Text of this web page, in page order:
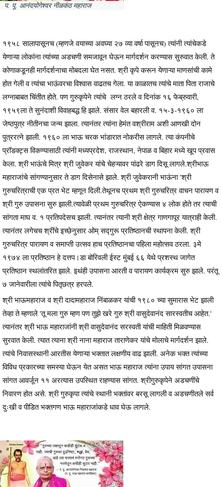
प. पू. आनंदयोगेश्वर नीळकंठ महाराज
१९५८ सालापासूनच (म्हणजे वयाच्या अवघ्या २७ व्या वर्षा पासूनच) त्यांनी त्यांचेकडे
येणाऱ्या लोकांना त्यांच्या अडचणी समजावून घेऊन मार्गदर्शन करण्यास सुरुवात केली. ते
कोणाकडूनही मार्गदर्शनाचा मोबदला घेत नसत. श्री कृपे करून येणाऱ्या माणसांची कामे
होत गेली व त्यांचा भाऊंवरचा विश्वास वाढतच गेला. या काळातच त्यांचे माता पिता राजाचे
लग्नाबाबत चिंतीत होते. पण गुरुकृपेने त्यांचे लग्न ठरले व दिनांक १६ फेब्रुवारी,
१९५९ला ते सुनंदाशी विवाहबद्ध हि झाले. संसार वेल बहारली व. १५-३-१९६० ला
जेष्ठपुत्र नीतीनचा जन्म झाला. त्यानंतर त्यांना हेमंत वश्रीराम अशी आणखी दोन
पुत्ररत्ने झाली. १९६० ला भाऊ चरक भांडारात नोकरीस लागले. त्या कंपनीचे
प्रॉडक्ट्स विकण्यासाठी त्यांनी मध्यप्रदेश, राजस्थान, नेपाळ व बिहार मध्ये खूप प्रवास
केला. श्री भाऊंचे मित्र श्री जुवेकर यांचे चेहऱ्यावर पांढरे डाग दिसू लागले.श्रीभाऊ
महाराजांचे सांगण्यानुसार ते डाग दिसेनासे झाले. श्री जुवेकरानी भाऊंना 'श्री
गुरुचरित्राची एक प्रत भेट म्हणून दिली.तेथूनच प्रथम श्री गुरुचरित्र वाचन पारायण व
श्री गुरु उपासना सुरु झाली.त्यावेळी प्रथम गुरुचरित्र ऐकण्यास ४ लोक होते तर त्याची
सांगता माघ व. १ प्रतिपदेसच झाली. त्यानंतर त्यानी श्री क्षेत्र गाणगापूर यात्राही केली.
त्यानंतर लगेचच श्रींचे इच्छेनुसार ओम् सद्गुरू प्रतिष्ठानची स्थापना केली. श्री
गुरुचरित्र पारायण व समाप्ती उत्सव हाच प्रतिष्ठानचा पहिला महोत्सव ठरला. ३मे
१९७४ ला प्रतिष्ठान हे दत्तप।डा बोरिवली ईस्ट मुंबई ६६ येथे प्रशस्थ जागेत
प्रतिष्ठान स्थलांतरित झाले. इथंही उपासना आरती व पारायण कार्यक्रम सुरु झाले. परंतू
७ जानेवारीला त्यांचे पितृछत्र हरपले.
श्री भाऊमहाराज व श्री दादामहाराज निंबाळकर यांची १९८० च्या सुमारास भेट झाली
तेव्हा ते म्हणाले 'तू मला गुरु म्हण पण तुझे खरे गुरु श्री वासुदेवानंद सारस्वतीच आहेत.'
त्यानंतर श्री भाऊ महाराजांनी श्री वासुदेवानंद सरस्वती यांची माहिती मिळवण्यास
सुरवात केली. त्यात त्याना श्री नाना महाराज ताराणेकर यांचे मोलाचे मार्गदर्शन झाले.
त्यांचे निवासस्थानी आरतीस येणाऱ्या भक्तात लक्षणीय वाढ झाली. अनेक भक्त त्यांच्या
विविध प्रकारच्या समस्या घेऊन येत असत भाऊ महाराज त्यांना उपाय सांगत उपासना
सांगत आवर्जून ११ अरत्यास उपस्थित राहण्यास सांगत. श्रीगुरुकृपेने अडचणींचे
निवारण होत असे. श्री गुरुकृपा त्यांचे स्थानी भक्तांवर बरसू लागली व अडचणीतले सर्व
दुःखी व पीडित भक्तगण भाऊ महाराजांकडे धाव घेऊ लागले.